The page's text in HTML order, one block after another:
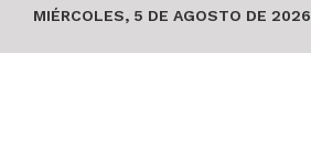
MIÉRCOLES, 5 DE AGOSTO DE 2026